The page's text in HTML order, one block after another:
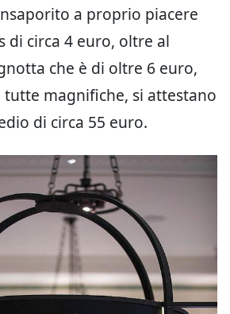
a proprio piacere
di circa 4 euro, oltre al
che è di oltre 6 euro,
magnifiche, si attestano
di circa 55 euro.